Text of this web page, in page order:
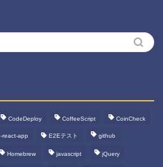
CodeDeploy CoffeeScript CoinCheck
react-app E2Eテスト github
Homebrew javascript jQuery